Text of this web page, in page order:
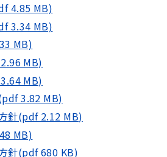
4.85 MB)
3.34 MB)
MB)
MB)
MB)
3.82 MB)
針(pdf 2.12 MB)
MB)
針(pdf 680 KB)